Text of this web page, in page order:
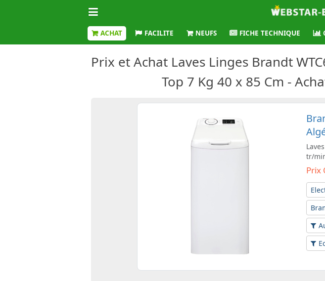
ACHAT FACILITE NEUFS FICHE TECHNIQUE
Prix et Achat Laves Linges Brandt
Top 7 Kg 40 x 85 Cm -
tr/
Prix